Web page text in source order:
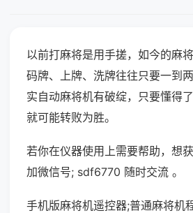
以前打麻将是用手搓，如今的麻
码牌、上牌、洗牌往往只要一到
实自动麻将机有破绽，只要懂得
就可能转败为胜。
若你在仪器使用上需要帮助，想
加微信号; sdf6770 随时交流 。
手机版麻将机遥控器;普通麻将机